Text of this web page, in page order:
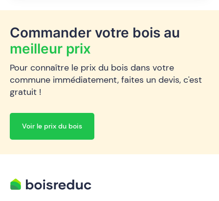
Commander votre bois au
meilleur prix
Pour connaître le prix du bois dans votre
commune immédiatement, faites un devis, c'est
gratuit !
Voir le prix du bois